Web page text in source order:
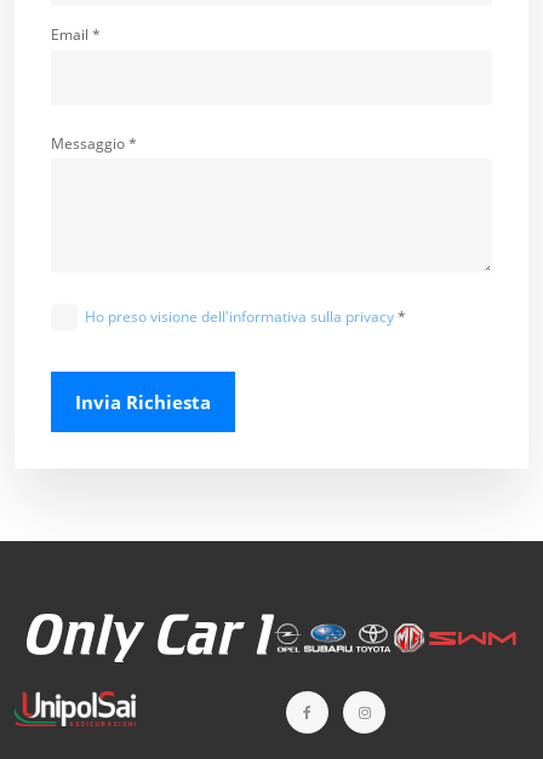
Email *
Messaggio *
Ho preso visione dell'informativa sulla privacy*
Invia Richiesta